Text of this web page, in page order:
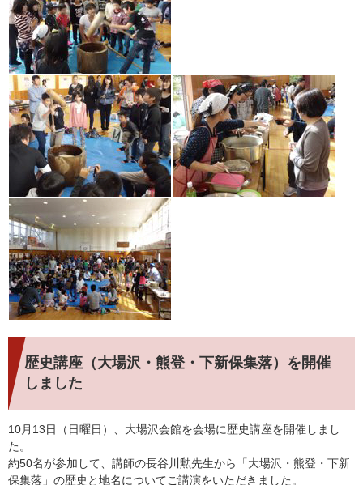
歴史講座（大場沢・熊登・下新保集落）を開催
しました
10月13日（日曜日）、大場沢会館を会場に歴史講座を開催しまし
た。
約50名が参加して、講師の長谷川勲先生から「大場沢・熊登・下新
保集落」の歴史と地名についてご講演をいただきました。